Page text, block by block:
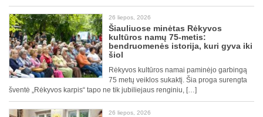
26 liepos, 2026
Šiauliuose minėtas Rėkyvos
kultūros namų 75-metis:
bendruomenės istorija, kuri gyva iki
šiol
Rėkyvos kultūros namai paminėjo garbingą
75 metų veiklos sukaktį. Šia proga surengta
šventė „Rėkyvos karpis“ tapo ne tik jubiliejaus renginiu, […]
26 liepos, 2026